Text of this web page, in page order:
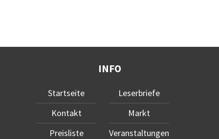
INFO
Startseite
Kontakt
Preisliste
Leserbriefe
Markt
Veranstaltungen